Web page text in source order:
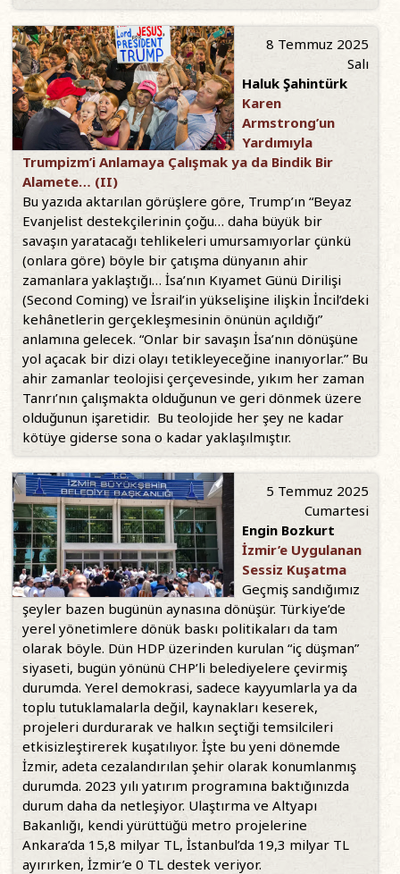
8 Temmuz 2025
Salı
Haluk Şahintürk
Karen
Armstrong’un
Yardımıyla
Trumpizm’i Anlamaya Çalışmak ya da Bindik Bir
Alamete… (II)
Bu yazıda aktarılan görüşlere göre, Trump’ın “Beyaz
Evanjelist destekçilerinin çoğu… daha büyük bir
savaşın yaratacağı tehlikeleri umursamıyorlar çünkü
(onlara göre) böyle bir çatışma dünyanın ahir
zamanlara yaklaştığı… İsa’nın Kıyamet Günü Dirilişi
(Second Coming) ve İsrail’in yükselişine ilişkin İncil’deki
kehânetlerin gerçekleşmesinin önünün açıldığı”
anlamına gelecek. “Onlar bir savaşın İsa’nın dönüşüne
yol açacak bir dizi olayı tetikleyeceğine inanıyorlar.” Bu
ahir zamanlar teolojisi çerçevesinde, yıkım her zaman
Tanrı’nın çalışmakta olduğunun ve geri dönmek üzere
olduğunun işaretidir. Bu teolojide her şey ne kadar
kötüye giderse sona o kadar yaklaşılmıştır.
5 Temmuz 2025
Cumartesi
Engin Bozkurt
İzmir’e Uygulanan
Sessiz Kuşatma
Geçmiş sandığımız
şeyler bazen bugünün aynasına dönüşür. Türkiye’de
yerel yönetimlere dönük baskı politikaları da tam
olarak böyle. Dün HDP üzerinden kurulan “iç düşman”
siyaseti, bugün yönünü CHP’li belediyelere çevirmiş
durumda. Yerel demokrasi, sadece kayyumlarla ya da
toplu tutuklamalarla değil, kaynakları keserek,
projeleri durdurarak ve halkın seçtiği temsilcileri
etkisizleştirerek kuşatılıyor. İşte bu yeni dönemde
İzmir, adeta cezalandırılan şehir olarak konumlanmış
durumda. 2023 yılı yatırım programına baktığınızda
durum daha da netleşiyor. Ulaştırma ve Altyapı
Bakanlığı, kendi yürüttüğü metro projelerine
Ankara’da 15,8 milyar TL, İstanbul’da 19,3 milyar TL
ayırırken, İzmir’e 0 TL destek veriyor.